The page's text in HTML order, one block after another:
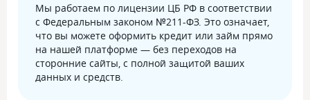
Мы работаем по лицензии ЦБ РФ в соответствии
с Федеральным законом №211-ФЗ. Это означает,
что вы можете оформить кредит или займ прямо
на нашей платформе — без переходов на
сторонние сайты, с полной защитой ваших
данных и средств.